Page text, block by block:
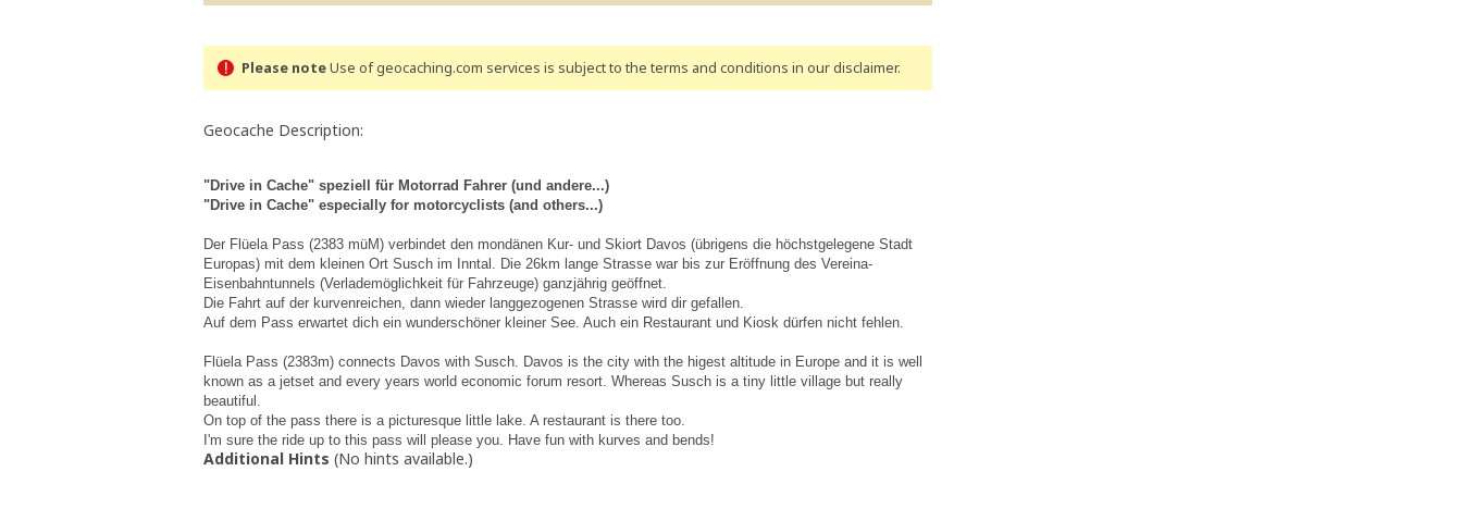
Please noteUse of geocaching.com services is subject to the terms and conditions in our disclaimer.
Geocache Description:
"Drive in Cache" speziell für Motorrad Fahrer (und andere...)
"Drive in Cache" especially for motorcyclists (and others...)
Der Flüela Pass (2383 müM) verbindet den mondänen Kur- und Skiort Davos (übrigens die höchstgelegene Stadt
Europas) mit dem kleinen Ort Susch im Inntal. Die 26km lange Strasse war bis zur Eröffnung des Vereina-
Eisenbahntunnels (Verlademöglichkeit für Fahrzeuge) ganzjährig geöffnet.
Die Fahrt auf der kurvenreichen, dann wieder langgezogenen Strasse wird dir gefallen.
Auf dem Pass erwartet dich ein wunderschöner kleiner See. Auch ein Restaurant und Kiosk dürfen nicht fehlen.
Flüela Pass (2383m) connects Davos with Susch. Davos is the city with the higest altitude in Europe and it is well
known as a jetset and every years world economic forum resort. Whereas Susch is a tiny little village but really
beautiful.
On top of the pass there is a picturesque little lake. A restaurant is there too.
I'm sure the ride up to this pass will please you. Have fun with kurves and bends!
Additional Hints (No hints available.)